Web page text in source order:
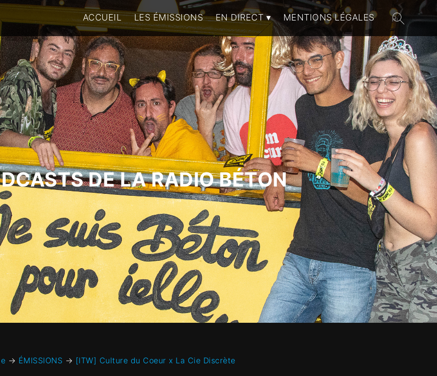
ACCUEIL LES ÉMISSIONS EN DIRECT MENTIONS LÉGALES
DE LA RADIO BÉTON
→ ÉMISSIONS → [ITW] Culture du Coeur x La Cie Discrète